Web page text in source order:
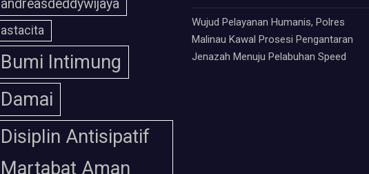
andreasdeddywijaya
astacita
Bumi Intimung
Damai
Disiplin Antisipatif
Martabat Aman
Wujud Pelayanan Humanis, Polres
Malinau Kawal Prosesi Pengantaran
Jenazah Menuju Pelabuhan Speed